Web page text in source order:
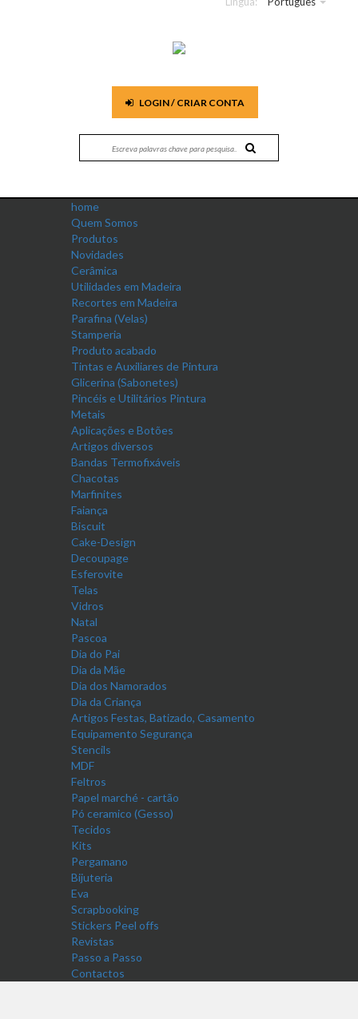
LOGIN / CRIAR CONTA
home
Quem Somos
Produtos
Novidades
Cerâmica
Utilidades em Madeira
Recortes em Madeira
Parafina (Velas)
Stamperia
Produto acabado
Tintas e Auxiliares de Pintura
Glicerina (Sabonetes)
Pincéis e Utilitários Pintura
Metais
Aplicações e Botões
Artigos diversos
Bandas Termofixáveis
Chacotas
Marfinites
Faiança
Biscuit
Cake-Design
Decoupage
Esferovite
Telas
Vidros
Natal
Pascoa
Dia do Pai
Dia da Mãe
Dia dos Namorados
Dia da Criança
Artigos Festas, Batizado, Casamento
Equipamento Segurança
Stencils
MDF
Feltros
Papel marché - cartão
Pó ceramico (Gesso)
Tecidos
Kits
Pergamano
Bijuteria
Eva
Scrapbooking
Stickers Peel offs
Revistas
Passo a Passo
Contactos